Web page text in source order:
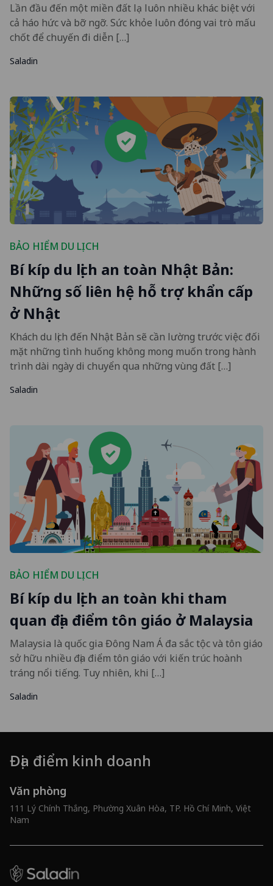
Lần đầu đến một miền đất lạ luôn nhiều khác biệt với
cả háo hức và bỡ ngỡ. Sức khỏe luôn đóng vai trò mấu
chốt để chuyến đi diễn […]
Saladin
BẢO HIỂM DU LỊCH
Bí kíp du lịch an toàn Nhật Bản:
Những số liên hệ hỗ trợ khẩn cấp
ở Nhật
Khách du lịch đến Nhật Bản sẽ cần lường trước việc đối
mặt những tình huống không mong muốn trong hành
trình dài ngày di chuyển qua những vùng đất […]
Saladin
BẢO HIỂM DU LỊCH
Bí kíp du lịch an toàn khi tham
quan địa điểm tôn giáo ở Malaysia
Malaysia là quốc gia Đông Nam Á đa sắc tộc và tôn giáo
sở hữu nhiều địa điểm tôn giáo với kiến trúc hoành
tráng nổi tiếng. Tuy nhiên, khi […]
Saladin
Địa điểm kinh doanh
Văn phòng
111 Lý Chính Thắng, Phường Xuân Hòa, TP. Hồ Chí Minh, Việt
Nam